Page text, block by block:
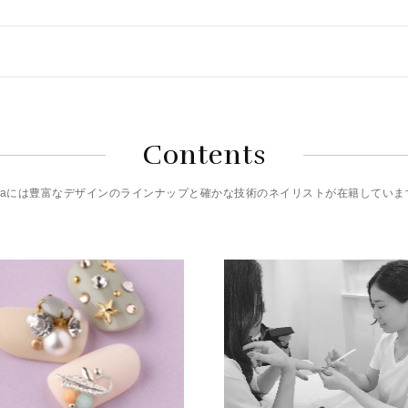
Contents
には豊富なデザインのラインナップと確かな技術のネイリストが在籍していま